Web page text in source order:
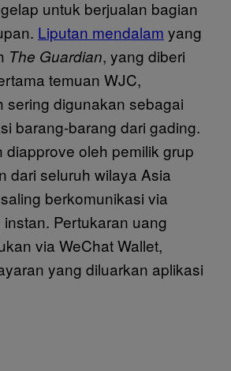
untuk berjualan bagian
Liputan mendalam yang
The Guardian, yang diberi
temuan WJC,
sering digunakan sebagai
barang-barang dari gading.
diapprove oleh pemilik grup
dari seluruh wilaya Asia
berkomunikasi via
Pertukaran uang
via WeChat Wallet,
yang diluarkan aplikasi